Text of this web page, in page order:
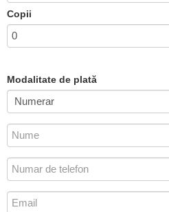
Copii
Modalitate de plată